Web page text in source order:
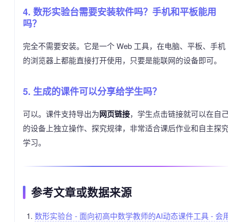
4. 数形实验台需要安装软件吗？手机和平板能用
吗？
完全不需要安装。它是一个 Web 工具，在电脑、平板、手机
的浏览器上都能直接打开使用，只要是能联网的设备即可。
5. 生成的课件可以分享给学生吗？
可以。课件支持导出为网页链接，学生点击链接就可以在自
的设备上独立操作、探究规律，非常适合课后作业和自主探
学习。
参考文章或数据来源
数形实验台 - 面向初高中数学教师的AI动态课件工具 - 会